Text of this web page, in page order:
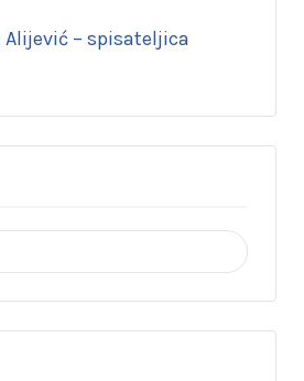
Alijević – spisateljica